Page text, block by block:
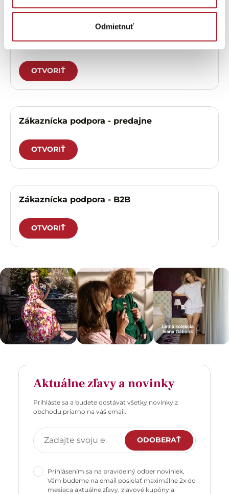
Odmietnuť
pomôcť?
Zákaznícka podpora – eshop
OTVORIŤ
Zákaznícka podpora - predajne
OTVORIŤ
Zákaznícka podpora - B2B
OTVORIŤ
Aktuálne zľavy a novinky
Prihláste sa a budete dostávať všetky novinky z
obchodu priamo na váš email.
ODOBERAŤ
Prihlásením sa na pravidelný odber noviniek,
Vám budeme na email posielať maximálne 2x do
mesiaca aktuálne zľavy, zľavové kupóny a